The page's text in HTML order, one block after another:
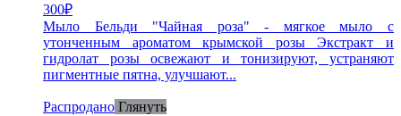
300₽
Мыло Бельди "Чайная роза" - мягкое мыло с
утонченным ароматом крымской розы Экстракт и
гидролат розы освежают и тонизируют, устраняют
пигментные пятна, улучшают...
Распродано Глянуть